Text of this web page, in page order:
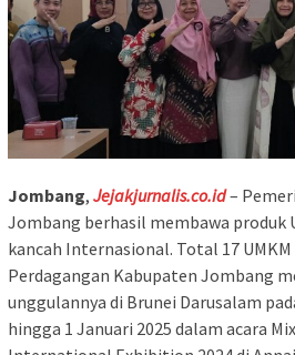
Jombang, Jejakjurnalis.co.id–
Jombang berhasil membawa produk
kancah Internasional. Total 17
Perdagangan Kabupaten Jombang
unggulannya di Brunei Darusalam
hingga 1 Januari 2025 dalam acara